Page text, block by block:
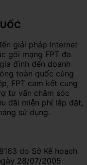
giải pháp Internet
gói mạng FPT đa
đình đến doanh
toàn quốc cùng
FPT cam kết cung
tư vấn chăm sóc
đãi miễn phí lắp đặt,
sử dụng.
do Sở Kế hoạch
28/07/2005